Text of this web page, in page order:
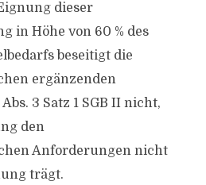
dieser
in Höhe von 60 % des
beseitigt die
ergänzenden
3 Satz 1 SGB II nicht,
den
Anforderungen nicht
trägt.